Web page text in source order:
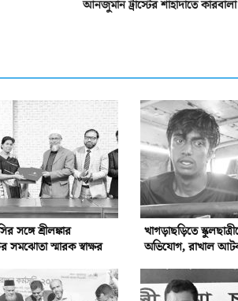
আনজুমান ট্রাস্টের শাহাদাতে
শ্রীলঙ্কার
স্মারক স্বাক্ষর
খাগড়াছড়িতে
অভিযোগ, রাখাল